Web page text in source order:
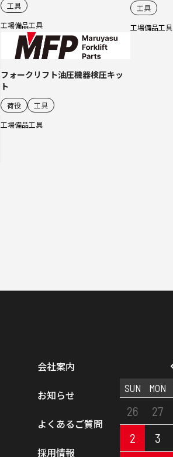
工具
工場備品工具
工具
工場備品工具
フォークリフト油圧機器検圧キッ
ト
荷役
工具
工場備品工具
会社案内
お知らせ
よくあるご質問
採用情報
SUN MON
26 27
2
3